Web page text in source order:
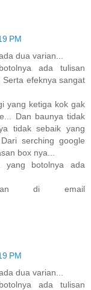
PM
dua varian...
ada tulisan
efeknya sangat
yang ketiga kok gak
Dan baunya tidak
tidak sebaik yang
serching google
box nya...
yang botolnya ada
di email
PM
dua varian...
ada tulisan